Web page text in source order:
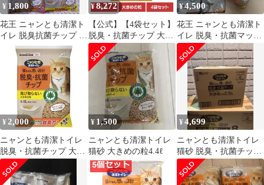
¥ 1,800
花王 ニャンとも清潔ト
イレ 脱臭抗菌チップ ま
とめ売り
¥8,272
【公式】【4袋セット】
脱臭・抗菌チップ 大き
めの粒 4.4L ニャンとも
清潔トイレ ペット 猫
ねこ 臭い システムトイ
レ 肉球 砂 木 消臭プロ
フェッショナル
¥4,500
花王 ニャンとも清潔ト
イレ 脱臭・抗菌マット
チップ セット ＋ おま
け
¥ 2,000
ニャンとも清潔トイレ
脱臭・抗菌チップ 大き
めの粒 4.4L 1個 システ
ムトイレ用猫砂 エステ
¥ 1,500
ニャンとも清潔トイレ
猫砂 大きめの粒4.4ℓ
¥4,699
ニャンとも清潔トイレ
猫砂 脱臭・抗菌チップ
大きめの粒 2.5L×6 ケー
ス